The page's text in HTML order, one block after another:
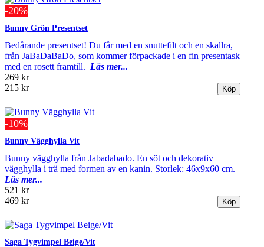
-20%
Bunny Grön Presentset
Bedårande presentset! Du får med en snuttefilt och en skallra,
från JaBaDaBaDo, som kommer förpackade i en fin presentask
med en rosett framtill. Läs mer...
269 kr
215 kr
-10%
Bunny Vägghylla Vit
Bunny vägghylla från Jabadabado. En söt och dekorativ
vägghylla i trä med formen av en kanin. Storlek: 46x9x60 cm.
Läs mer...
521 kr
469 kr
Saga Tygvimpel Beige/Vit